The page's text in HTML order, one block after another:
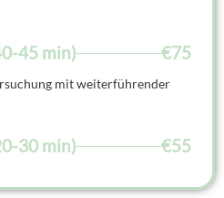
45 min) €75
mit weiterführender
30 min) €55